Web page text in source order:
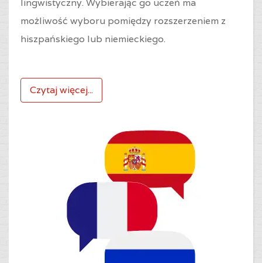
lingwistyczny. Wybierając go uczeń ma
możliwość wyboru pomiędzy rozszerzeniem z
hiszpańskiego lub niemieckiego.
Czytaj więcej...